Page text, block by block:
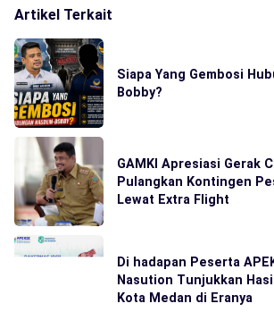
Artikel Terkait
Siapa Yang Gembosi
Bobby?
GAMKI Apresiasi Gerak
Pulangkan Kontingen
Lewat Extra Flight
Di hadapan Peserta
Nasution Tunjukkan
Kota Medan di Eranya